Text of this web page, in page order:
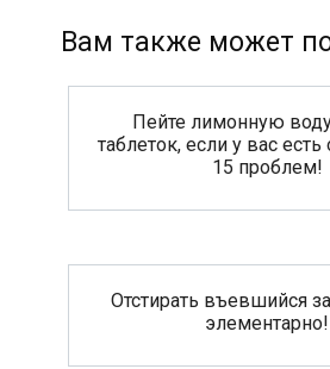
Вам также может
Пейте лимонную
таблеток, если у вас есть
15 проблем!
Отстирать въевшийся
элементарно!